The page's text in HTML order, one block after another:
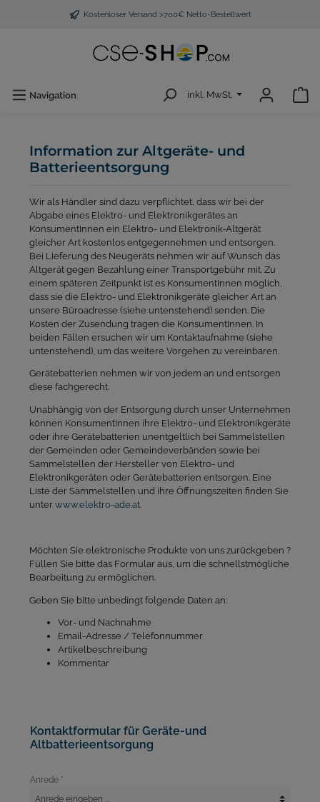
Kostenloser Versand >700€ Netto-Bestellwert
Navigation inkl. MwSt.
Information zur Altgeräte- und
Batterieentsorgung
Wir als Händler sind dazu verpflichtet, dass wir bei der
Abgabe eines Elektro- und Elektronikgerätes an
KonsumentInnen ein Elektro- und Elektronik-Altgerät
gleicher Art kostenlos entgegennehmen und entsorgen.
Bei Lieferung des Neugeräts nehmen wir auf Wunsch das
Altgerät gegen Bezahlung einer Transportgebühr mit. Zu
einem späteren Zeitpunkt ist es KonsumentInnen möglich,
dass sie die Elektro- und Elektronikgeräte gleicher Art an
unsere Büroadresse (siehe untenstehend) senden. Die
Kosten der Zusendung tragen die KonsumentInnen. In
beiden Fällen ersuchen wir um Kontaktaufnahme (siehe
untenstehend), um das weitere Vorgehen zu vereinbaren.
Gerätebatterien nehmen wir von jedem an und entsorgen
diese fachgerecht.
Unabhängig von der Entsorgung durch unser Unternehmen
können KonsumentInnen ihre Elektro- und Elektronikgeräte
oder ihre Gerätebatterien unentgeltlich bei Sammelstellen
der Gemeinden oder Gemeindeverbänden sowie bei
Sammelstellen der Hersteller von Elektro- und
Elektronikgeräten oder Gerätebatterien entsorgen. Eine
Liste der Sammelstellen und ihre Öffnungszeiten finden Sie
unter www.elektro-ade.at.
Möchten Sie elektronische Produkte von uns zurückgeben ?
Füllen Sie bitte das Formular aus, um die schnellstmögliche
Bearbeitung zu ermöglichen.
Geben Sie bitte unbedingt folgende Daten an:
Vor- und Nachnahme
Email-Adresse / Telefonnummer
Artikelbeschreibung
Kommentar
Kontaktformular für Geräte-und
Altbatterieentsorgung
Anrede *